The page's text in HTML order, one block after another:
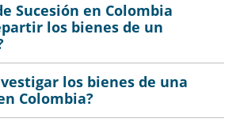
Sucesión en Colombia
los bienes de un
los bienes de una
Colombia?